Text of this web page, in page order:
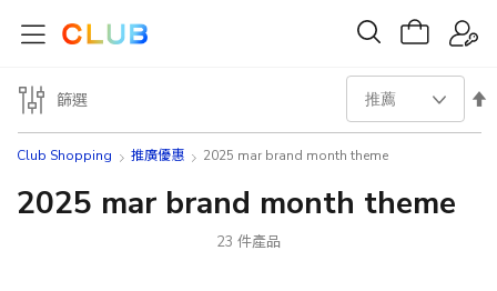
Club Shopping 推廣優惠 2025 mar brand month theme
2025 mar brand month theme
23 件產品
設
篩選